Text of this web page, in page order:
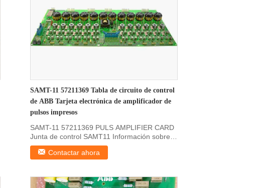
SAMT-11 57211369 Tabla de circuito de control
de ABB Tarjeta electrónica de amplificador de
pulsos impresos
SAMT-11 57211369 PULS AMPLIFIER CARD
Junta de control SAMT11 Información sobre el
producto de:Se ...
Contactar ahora